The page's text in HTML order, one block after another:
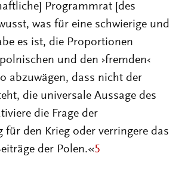
Programmrat [des
was für eine schwierige und
es ist, die Proportionen
und den ›fremden‹
abzuwägen, dass nicht der
die universale Aussage des
die Frage der
für den Krieg oder verringere das
der Polen.«5